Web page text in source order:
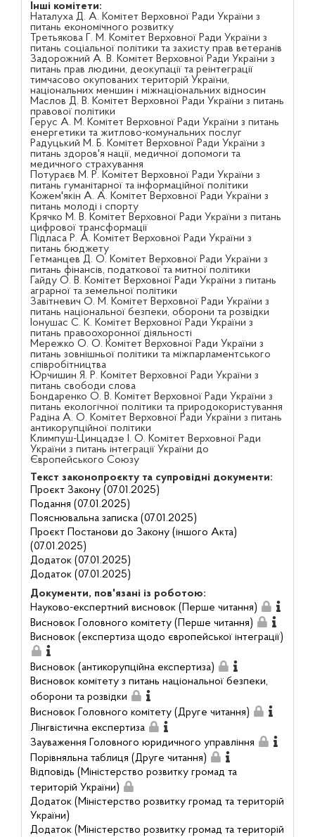
Інші комітети:
Наталуха Д. А. Комітет Верховної Ради України з
питань економічного розвитку
Третьякова Г. М. Комітет Верховної Ради України з
питань соціальної політики та захисту прав ветеранів
Задорожний А. В. Комітет Верховної Ради України з
питань прав людини, деокупації та реінтеграції
тимчасово окупованих територій України,
національних меншин і міжнаціональних відносин
Маслов Д. В. Комітет Верховної Ради України з питань
правової політики
Герус А. М. Комітет Верховної Ради України з питань
енергетики та житлово-комунальних послуг
Радуцький М. Б. Комітет Верховної Ради України з
питань здоров'я нації, медичної допомоги та
медичного страхування
Потураєв М. Р. Комітет Верховної Ради України з
питань гуманітарної та інформаційної політики
Кожем'якін А. А. Комітет Верховної Ради України з
питань молоді і спорту
Крячко М. В. Комітет Верховної Ради України з питань
цифрової трансформації
Підласа Р. А. Комітет Верховної Ради України з
питань бюджету
Гетманцев Д. О. Комітет Верховної Ради України з
питань фінансів, податкової та митної політики
Гайду О. В. Комітет Верховної Ради України з питань
аграрної та земельної політики
Завітневич О. М. Комітет Верховної Ради України з
питань національної безпеки, оборони та розвідки
Іонушас С. К. Комітет Верховної Ради України з
питань правоохоронної діяльності
Мережко О. О. Комітет Верховної Ради України з
питань зовнішньої політики та міжпарламентського
співробітництва
Юрчишин Я. Р. Комітет Верховної Ради України з
питань свободи слова
Бондаренко О. В. Комітет Верховної Ради України з
питань екологічної політики та природокористування
Радіна А. О. Комітет Верховної Ради України з питань
антикорупційної політики
Климпуш-Цинцадзе І. О. Комітет Верховної Ради
України з питань інтеграції України до
Європейського Союзу
Текст законопроєкту та супровідні документи:
Проєкт Закону (07.01.2025)
Подання (07.01.2025)
Пояснювальна записка (07.01.2025)
Проєкт Постанови до Закону (іншого Акта)
(07.01.2025)
Додаток (07.01.2025)
Додаток (07.01.2025)
Документи, пов'язані із роботою:
Науково-експертний висновок (Перше читання)
Висновок Головного комітету (Перше читання)
Висновок (експертиза щодо європейської інтеграції)
Висновок (антикорупційна експертиза)
Висновок комітету з питань національної безпеки,
оборони та розвідки
Висновок Головного комітету (Друге читання)
Лінгвістична експертиза
Зауваження Головного юридичного управління
Порівняльна таблиця (Друге читання)
Відповідь (Міністерство розвитку громад та
територій України)
Додаток (Міністерство розвитку громад та територій
України)
Додаток (Міністерство розвитку громад та територій